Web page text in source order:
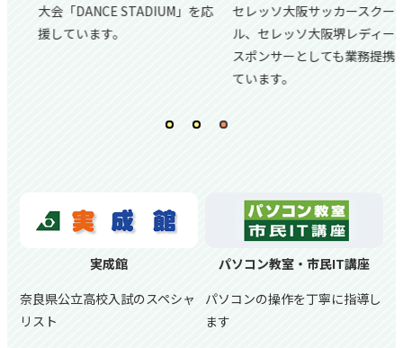
大会「DANCE STADIUM」を応
援しています。
セレッソ大阪サッカースクー
セレッソ大阪堺レディース
スポンサーとしても業務提携し
ています。
実成館
奈良県公立高校入試のスペシャ
リスト
パソコン教室・市民IT講座
パソコンの操作を丁寧に指導し
ます